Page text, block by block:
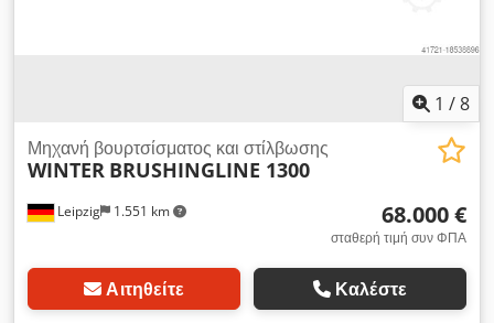
1 /8
Leipzig 1.551 km
Μηχανή βουρτσίσματος και στίλβωσης
WINTER BRUSHINGLINE 1300
68.000 €
σταθερή τιμή συν ΦΠΑ
Αιτηθείτε Καλέστε